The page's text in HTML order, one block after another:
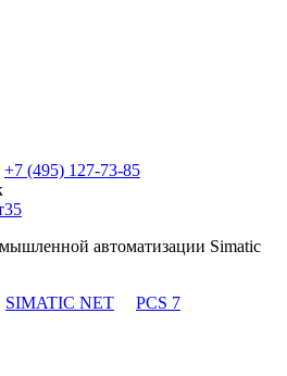
+7 (495) 127-73-85
автоматизации Simatic
SIMATIC NET PCS 7